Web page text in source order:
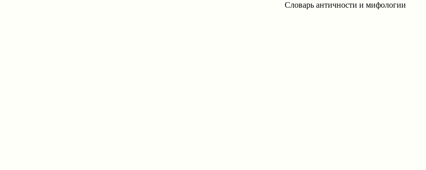
Словарь античности и мифологии